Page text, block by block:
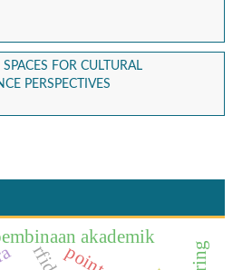
FOR CULTURAL
PERSPECTIVES
akademik
rfid